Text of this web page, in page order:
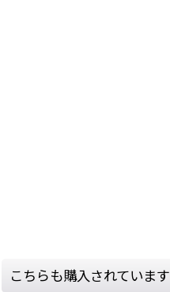
こちらも購入されています